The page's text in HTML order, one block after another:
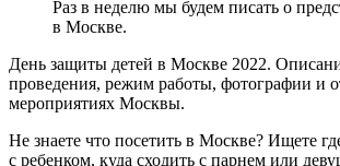
Раз в неделю мы будем писать о
в Москве.
День защиты детей в Москве 2022.
проведения, режим работы, фотографии и
мероприятиях Москвы.
Не знаете что посетить в Москве? Ищете
с ребенком, куда сходить с парнем или